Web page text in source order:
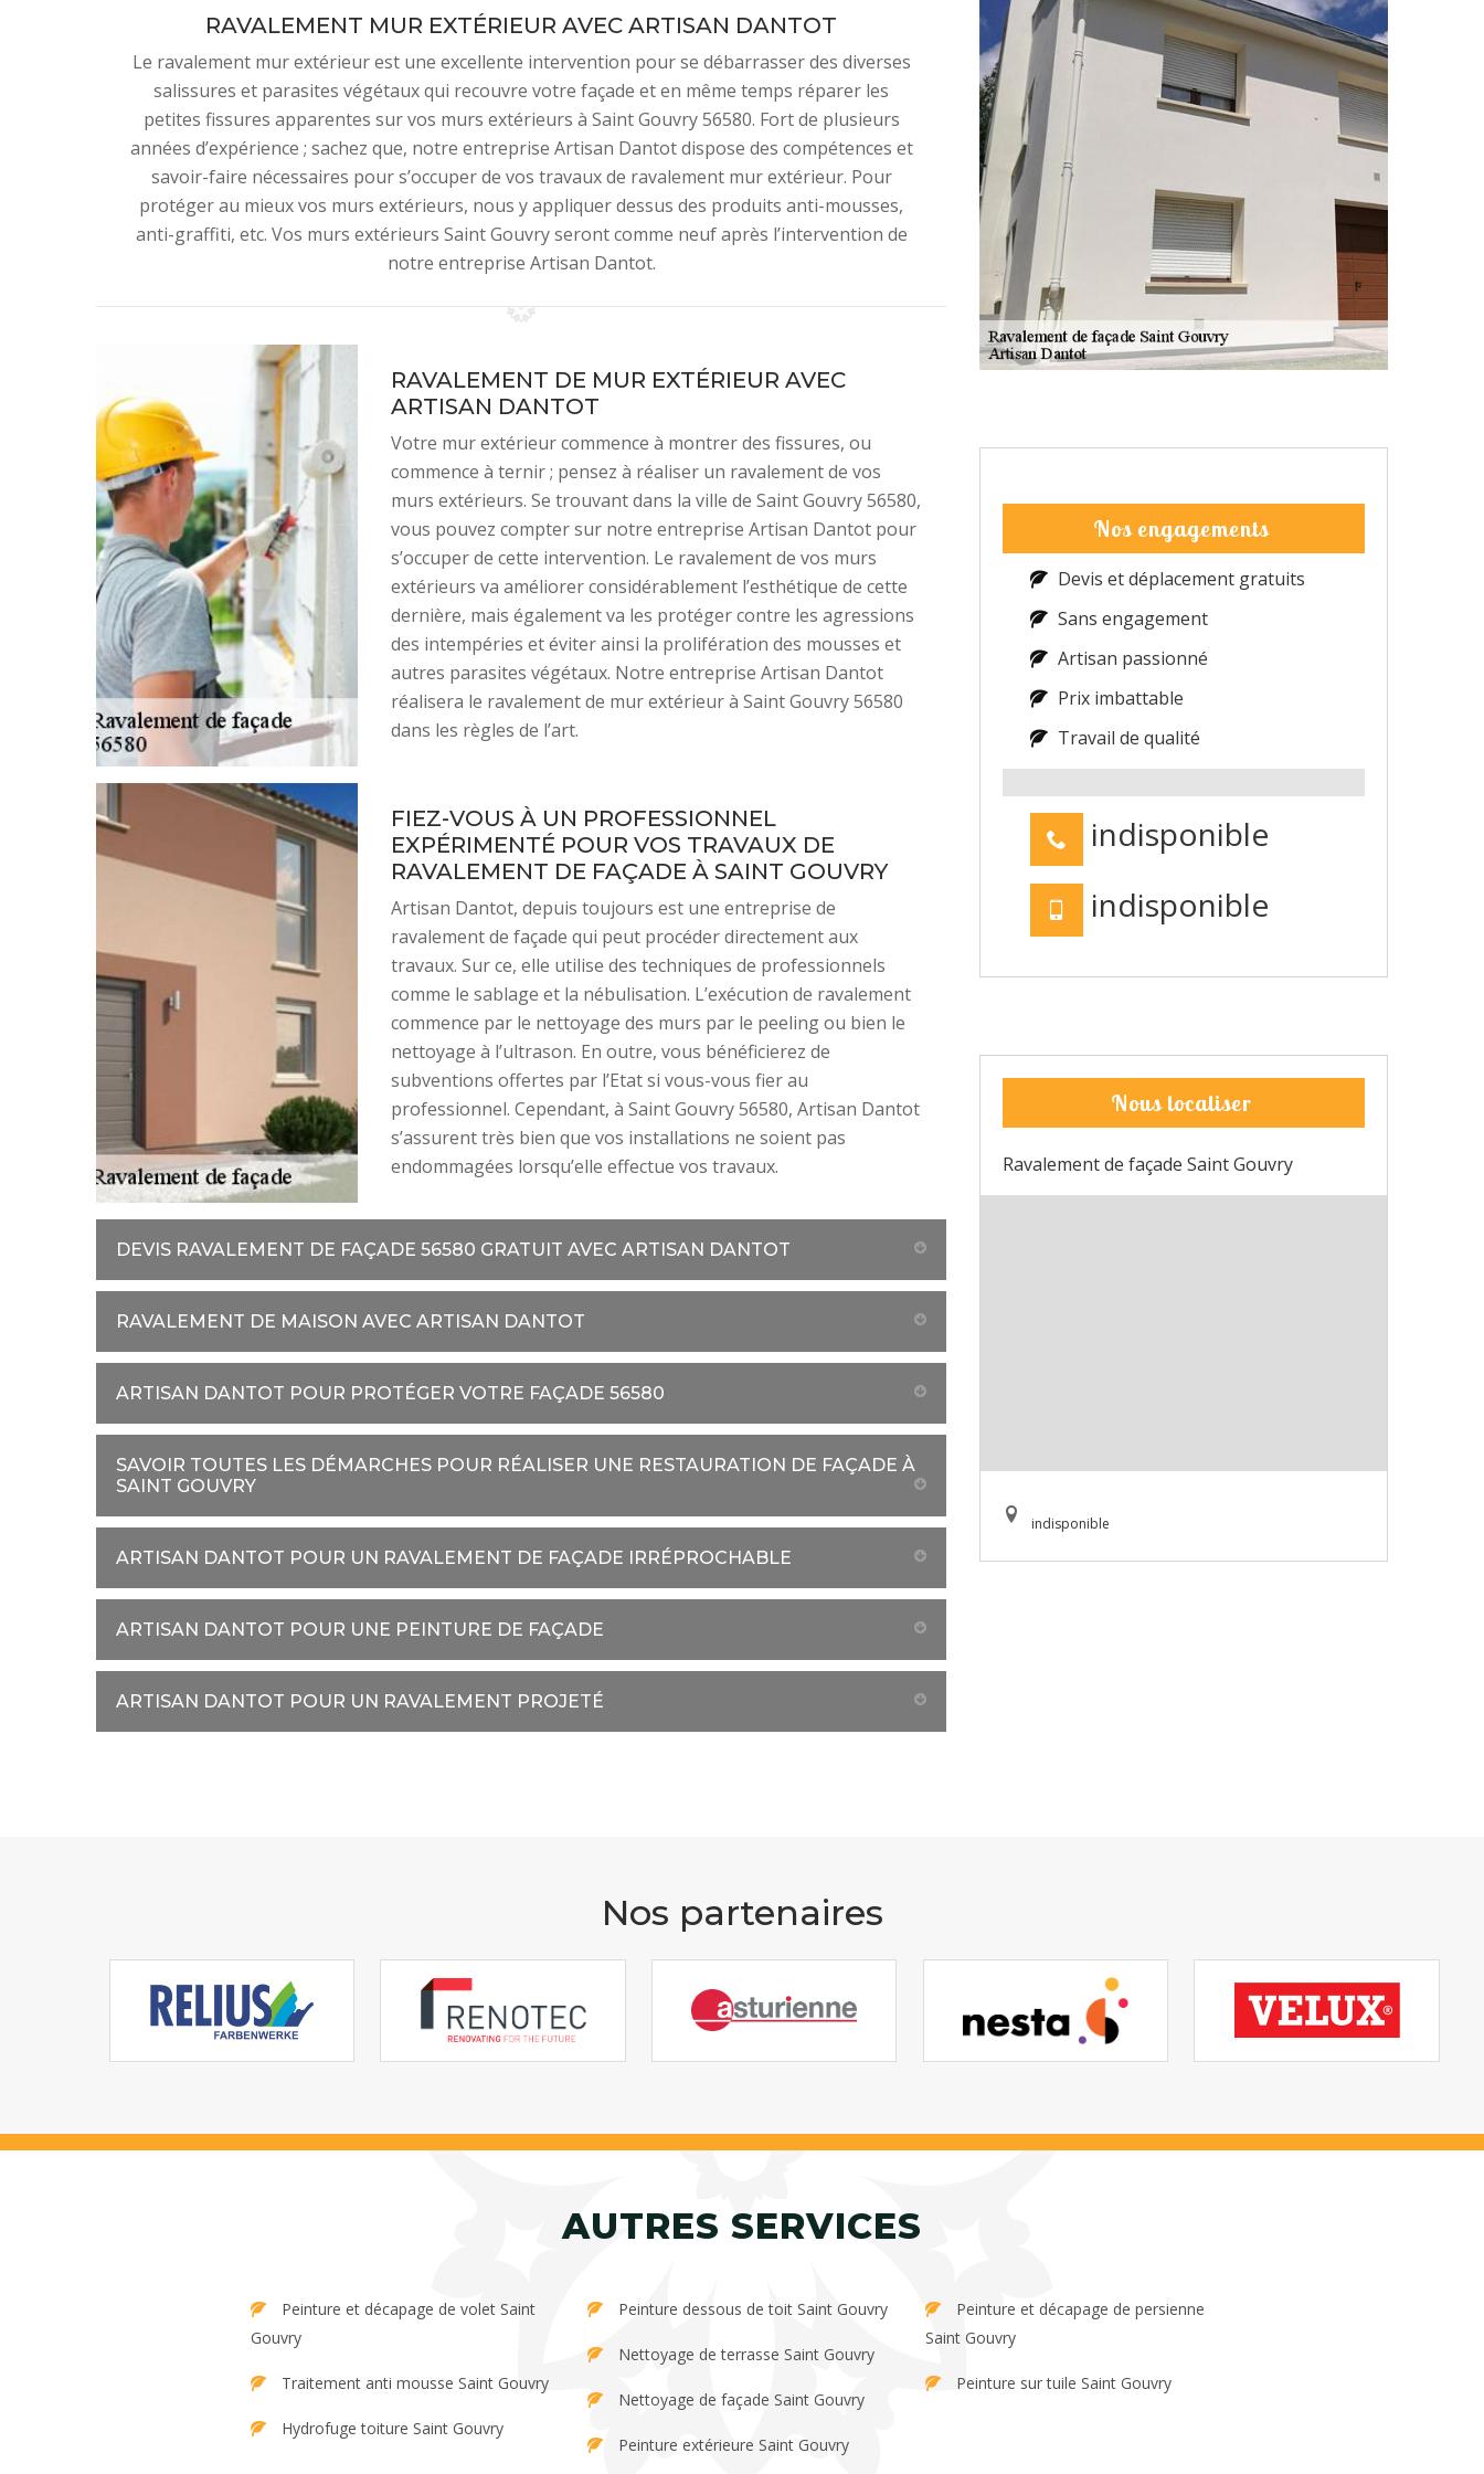
RAVALEMENT MUR EXTÉRIEUR AVEC ARTISAN DANTOT
Le ravalement mur extérieur est une excellente intervention pour se débarrasser des diverses
salissures et parasites végétaux qui recouvre votre façade et en même temps réparer les
petites fissures apparentes sur vos murs extérieurs à Saint Gouvry 56580. Fort de plusieurs
années d’expérience ; sachez que, notre entreprise Artisan Dantot dispose des compétences et
savoir-faire nécessaires pour s’occuper de vos travaux de ravalement mur extérieur. Pour
protéger au mieux vos murs extérieurs, nous y appliquer dessus des produits anti-mousses,
anti-graffiti, etc. Vos murs extérieurs Saint Gouvry seront comme neuf après l’intervention de
notre entreprise Artisan Dantot.
RAVALEMENT DE MUR EXTÉRIEUR AVEC
ARTISAN DANTOT
Votre mur extérieur commence à montrer des fissures, ou
commence à ternir ; pensez à réaliser un ravalement de vos
murs extérieurs. Se trouvant dans la ville de Saint Gouvry 56580,
vous pouvez compter sur notre entreprise Artisan Dantot pour
s’occuper de cette intervention. Le ravalement de vos murs
extérieurs va améliorer considérablement l’esthétique de cette
dernière, mais également va les protéger contre les agressions
des intempéries et éviter ainsi la prolifération des mousses et
autres parasites végétaux. Notre entreprise Artisan Dantot
réalisera le ravalement de mur extérieur à Saint Gouvry 56580
dans les règles de l’art.
FIEZ-VOUS À UN PROFESSIONNEL
EXPÉRIMENTÉ POUR VOS TRAVAUX DE
RAVALEMENT DE FAÇADE À SAINT GOUVRY
Artisan Dantot, depuis toujours est une entreprise de
ravalement de façade qui peut procéder directement aux
travaux. Sur ce, elle utilise des techniques de professionnels
comme le sablage et la nébulisation. L’exécution de ravalement
commence par le nettoyage des murs par le peeling ou bien le
nettoyage à l’ultrason. En outre, vous bénéficierez de
subventions offertes par l’Etat si vous-vous fier au
professionnel. Cependant, à Saint Gouvry 56580, Artisan Dantot
s’assurent très bien que vos installations ne soient pas
endommagées lorsqu’elle effectue vos travaux.
DEVIS RAVALEMENT DE FAÇADE 56580 GRATUIT AVEC ARTISAN DANTOT
RAVALEMENT DE MAISON AVEC ARTISAN DANTOT
ARTISAN DANTOT POUR PROTÉGER VOTRE FAÇADE 56580
SAVOIR TOUTES LES DÉMARCHES POUR RÉALISER UNE RESTAURATION DE FAÇADE À
SAINT GOUVRY
ARTISAN DANTOT POUR UN RAVALEMENT DE FAÇADE IRRÉPROCHABLE
ARTISAN DANTOT POUR UNE PEINTURE DE FAÇADE
ARTISAN DANTOT POUR UN RAVALEMENT PROJETÉ
Nos engagements
Devis et déplacement gratuits
Sans engagement
Artisan passionné
Prix imbattable
Travail de qualité
indisponible
indisponible
Nous localiser
Ravalement de façade Saint Gouvry
indisponible
Nos partenaires
AUTRES SERVICES
Gouvry
Traitement anti mousse Saint Gouvry
Hydrofuge toiture Saint Gouvry
Peinture dessous de toit Saint Gouvry
Nettoyage de terrasse Saint Gouvry
Nettoyage de façade Saint Gouvry
Peinture extérieure Saint Gouvry
Saint Gouvry
Peinture sur tuile Saint Gouvry